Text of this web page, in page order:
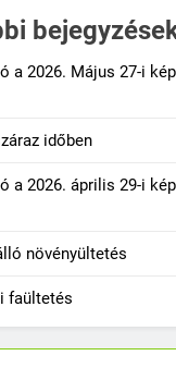
a 2026. Május 27-i
időben
a 2026. április 29-i
növényültetés
faültetés